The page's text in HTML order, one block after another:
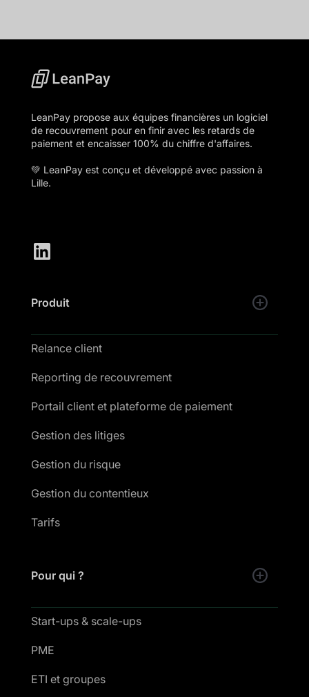
LeanPay propose aux équipes financières un logiciel
de recouvrement pour en finir avec les retards de
paiement et encaisser 100% du chiffre d'affaires.
💚 LeanPay est conçu et développé avec passion à
Lille.
Produit
Relance client
Reporting de recouvrement
Portail client et plateforme de paiement
Gestion des litiges
Gestion du risque
Gestion du contentieux
Tarifs
Pour qui ?
Start-ups & scale-ups
PME
ETI et groupes